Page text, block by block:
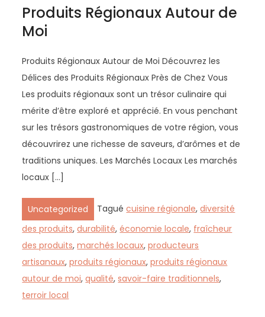
Produits Régionaux Autour de
Moi
Produits Régionaux Autour de Moi Découvrez les
Délices des Produits Régionaux Près de Chez Vous
Les produits régionaux sont un trésor culinaire qui
mérite d’être exploré et apprécié. En vous penchant
sur les trésors gastronomiques de votre région, vous
découvrirez une richesse de saveurs, d’arômes et de
traditions uniques. Les Marchés Locaux Les marchés
locaux […]
Uncategorized Taguécuisine régionale,diversité
des produits,durabilité,économie locale, fraîcheur
des produits,marchés locaux,producteurs
artisanaux,produits régionaux,produits régionaux
autour de moi,qualité,savoir-faire traditionnels,
terroir local